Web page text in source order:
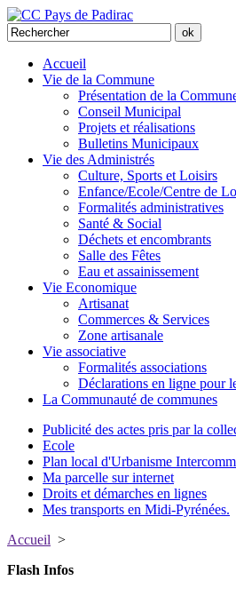
Accueil
Vie de la Commune
Présentation de la
Conseil Municipal
Projets et réalisations
Bulletins Municipaux
Vie des Administrés
Culture, Sports et Loisirs
Enfance/Ecole/Centre de
Formalités administratives
Santé & Social
Déchets et encombrants
Salle des Fêtes
Eau et assainissement
Vie Economique
Artisanat
Commerces & Services
Zone artisanale
Vie associative
Formalités associations
Déclarations en ligne pour
La Communauté de communes
Publicité des actes pris par la
Ecole
Plan local d'Urbanisme
Ma parcelle sur internet
Droits et démarches en lignes
Mes transports en Midi-Pyrénées.
Accueil >
Flash Infos